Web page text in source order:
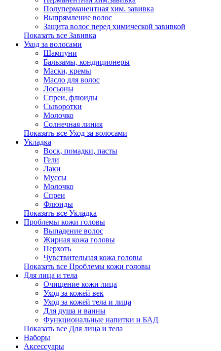
Полуперманентная хим. завивка
Выпрямление волос
Защита волос перед химической завивкой
Показать все Завивка
Уход за волосами
Шампуни
Бальзамы, кондиционеры
Маски, кремы
Масло для волос
Лосьоны
Спреи, флюиды
Сыворотки
Молочко
Солнечная линия
Показать все Уход за волосами
Укладка
Воск, помадки, пасты
Гели
Лаки
Муссы
Молочко
Спреи
Флюиды
Показать все Укладка
Проблемы кожи головы
Выпадение волос
Жирная кожа головы
Перхоть
Чувствительная кожа головы
Показать все Проблемы кожи головы
Для лица и тела
Очищение кожи лица
Уход за кожей век
Уход за кожей тела и лица
Для душа и ванны
Функциональные напитки и БАД
Показать все Для лица и тела
Наборы
Аксессуары